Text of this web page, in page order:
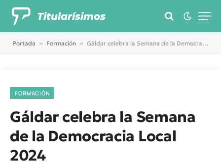
Titularísimos
Portada » Formación » Gáldar celebra la Semana de la Democracia Local 2024
FORMACIÓN
Gáldar celebra la Semana
de la Democracia Local
2024